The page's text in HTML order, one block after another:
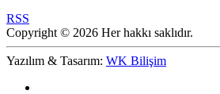
RSS
Copyright © 2026 Her hakkı saklıdır.
Yazılım & Tasarım: WK Bilişim